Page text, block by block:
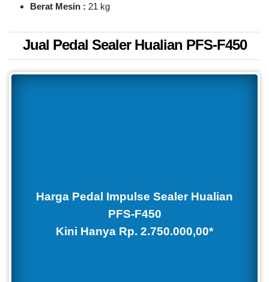
Berat Mesin : 21 kg
Jual Pedal Sealer Hualian PFS-F450
Harga Pedal Impulse Sealer Hualian
PFS-F450
Kini Hanya Rp. 2.750.000,00*